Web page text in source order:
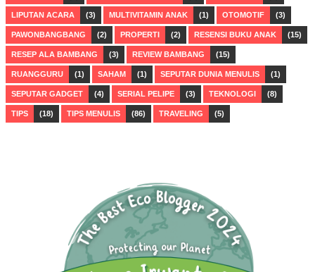
LIPUTAN ACARA (3) MULTIVITAMIN ANAK (1) OTOMOTIF (3)
PAWONBANGBANG (2) PROPERTI (2) RESENSI BUKU ANAK (15)
RESEP ALA BAMBANG (3) REVIEW BAMBANG (15)
RUANGGURU (1) SAHAM (1) SEPUTAR DUNIA MENULIS (1)
SEPUTAR GADGET (4) SERIAL PELIPE (3) TEKNOLOGI (8)
TIPS (18) TIPS MENULIS (86) TRAVELING (5)